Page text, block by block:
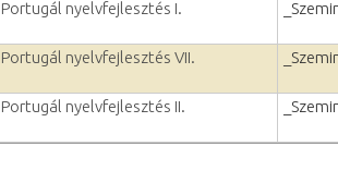
Portugál nyelvfejlesztés I.
Portugál nyelvfejlesztés VII.
Portugál nyelvfejlesztés II.